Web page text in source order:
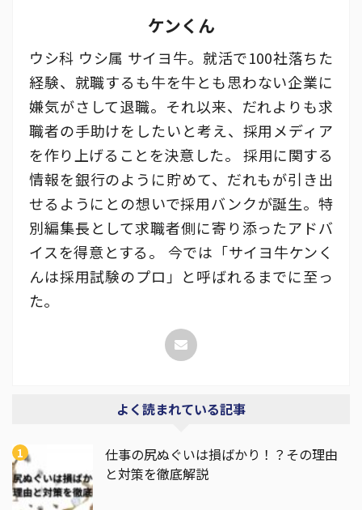
ケンくん
ウシ科 ウシ属 サイヨ牛。就活で100社落ちた
経験、就職するも牛を牛とも思わない企業に
嫌気がさして退職。それ以来、だれよりも求
職者の手助けをしたいと考え、採用メディア
を作り上げることを決意した。 採用に関する
情報を銀行のように貯めて、だれもが引き出
せるようにとの想いで採用バンクが誕生。特
別編集長として求職者側に寄り添ったアドバ
イスを得意とする。 今では「サイヨ牛ケンく
んは採用試験のプロ」と呼ばれるまでに至っ
た。
よく読まれている記事
仕事の尻ぬぐいは損ばかり！？その理由
と対策を徹底解説